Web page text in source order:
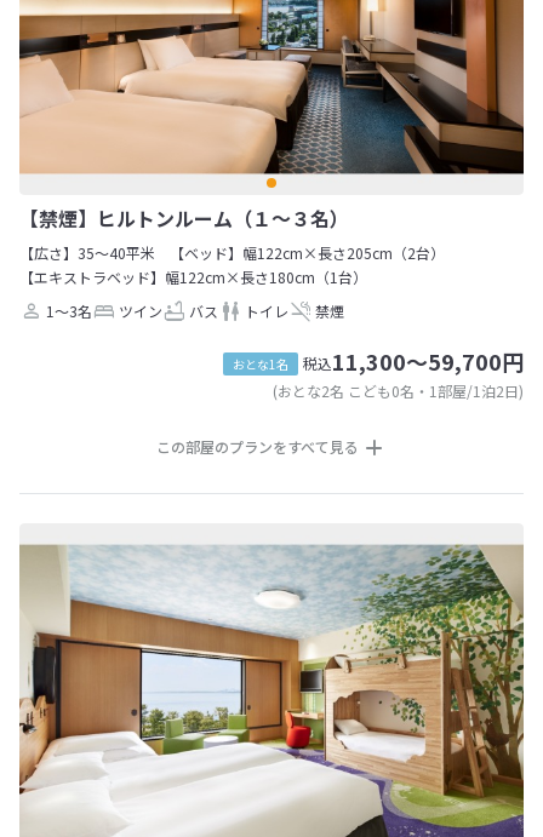
【禁煙】ヒルトンルーム（１～３名）
【広さ】35～40平米
【ベッド】幅122cm×長さ205cm（2台）
【エキストラベッド】幅122cm×長さ180cm（1台）
1～3名
ツイン バス トイレ 禁煙
おとな1名 税込11,300～59,700円
(おとな2名 こども0名・1部屋/1泊2日)
この部屋のプランをすべて見る